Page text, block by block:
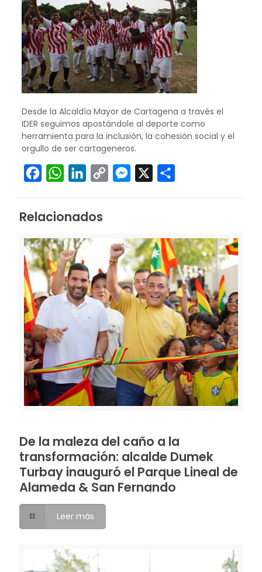
Desde la Alcaldía Mayor de Cartagena a través el
IDER seguimos apostándole al deporte como
herramienta para la inclusión, la cohesión social y el
orgullo de ser cartageneros.
FacebookWhatsAppLinkedIn
Copy
Messenger
Relacionados
De la maleza del caño a la
transformación: alcalde Dumek
Turbay inauguró el Parque Lineal de
Alameda & San Fernando
Leer más